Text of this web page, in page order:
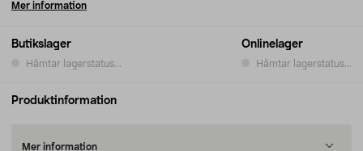
Butikslager
Hämtar lagerstatus...
Onlinelager
Hämtar lagerstatus...
Mer information
Produktinformation
Mer information